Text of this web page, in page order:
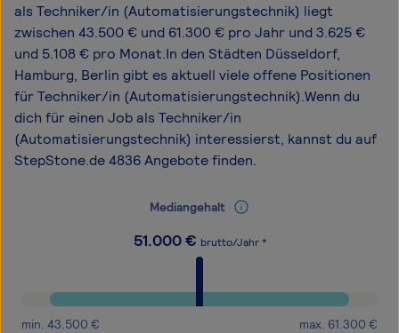
als Techniker/in (Automatisierungstechnik) liegt
zwischen 43.500 € und 61.300 € pro Jahr und 3.625 €
und 5.108 € pro Monat.In den Städten Düsseldorf,
Hamburg, Berlin gibt es aktuell viele offene Positionen
für Techniker/in (Automatisierungstechnik).Wenn du
dich für einen Job als Techniker/in
(Automatisierungstechnik) interessierst, kannst du auf
StepStone.de 4836 Angebote finden.
Mediangehalt
51.000€ brutto/Jahr *
min. 43.500 € max. 61.300 €